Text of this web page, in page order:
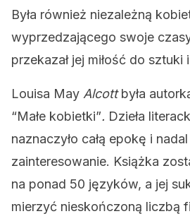
Była również niezależną
wyprzedzającego swoje
przekazał jej miłość do sztuki
Louisa May Alcottbyła
“Małe kobietki”. Dzieła
naznaczyło całą epokę i
zainteresowanie. Książka
na ponad 50 języków, a jej
mierzyć nieskończoną liczbą